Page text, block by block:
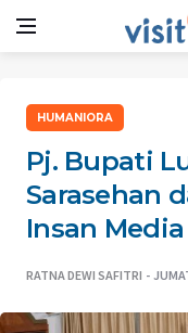
HUMANIORA
Pj. Bupati
Sarasehan
Insan Media
RATNA DEWI SAFITRI